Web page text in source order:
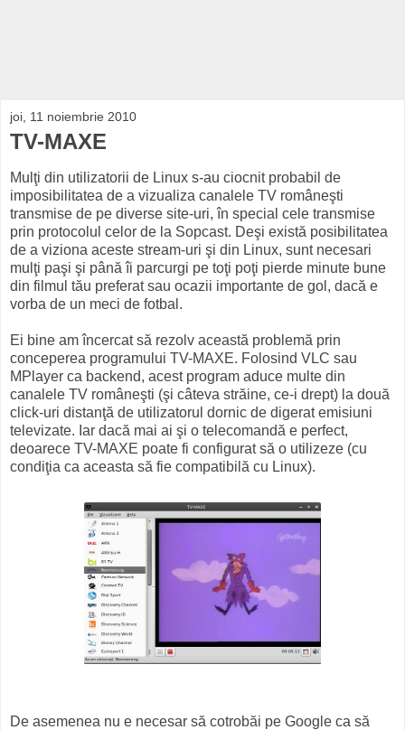
joi, 11 noiembrie 2010
TV-MAXE
Mulţi din utilizatorii de Linux s-au ciocnit probabil de
imposibilitatea de a vizualiza canalele TV româneşti
transmise de pe diverse site-uri, în special cele transmise
prin protocolul celor de la Sopcast. Deşi există posibilitatea
de a viziona aceste stream-uri şi din Linux, sunt necesari
mulţi paşi şi până îi parcurgi pe toţi poţi pierde minute bune
din filmul tău preferat sau ocazii importante de gol, dacă e
vorba de un meci de fotbal.
Ei bine am încercat să rezolv această problemă prin
conceperea programului TV-MAXE. Folosind VLC sau
MPlayer ca backend, acest program aduce multe din
canalele TV româneşti (şi câteva străine, ce-i drept) la două
click-uri distanţă de utilizatorul dornic de digerat emisiuni
televizate. Iar dacă mai ai şi o telecomandă e perfect,
deoarece TV-MAXE poate fi configurat să o utilizeze (cu
condiţia ca aceasta să fie compatibilă cu Linux).
De asemenea nu e necesar să cotrobăi pe Google ca să